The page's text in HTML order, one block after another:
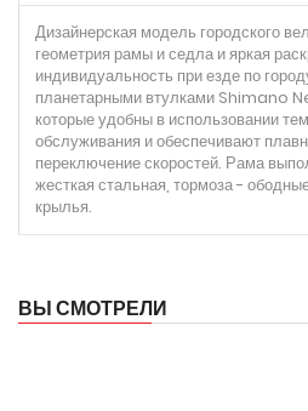
Дизайнерская модель городского
геометрия рамы и седла и яркая
индивидуальность при езде по
планетарными втулками Shimano
которые удобны в использовании
обслуживания и обеспечивают
переключение скоростей. Рама
жесткая стальная, тормоза -
крылья.
ВЫ СМОТРЕЛИ